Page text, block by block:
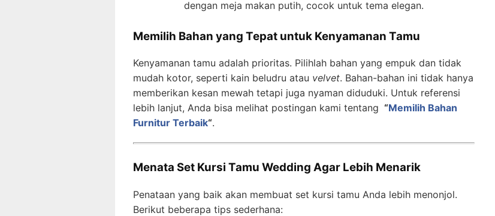
dengan meja makan putih, cocok untuk tema elegan.
Memilih Bahan yang Tepat untuk Kenyamanan Tamu
Kenyamanan tamu adalah prioritas. Pilihlah bahan yang empuk dan tidak
mudah kotor, seperti kain beludru atau velvet. Bahan-bahan ini tidak hanya
memberikan kesan mewah tetapi juga nyaman diduduki. Untuk referensi
lebih lanjut, Anda bisa melihat postingan kami tentang “Memilih Bahan
Furnitur Terbaik“.
Menata Set Kursi Tamu Wedding Agar Lebih Menarik
Penataan yang baik akan membuat set kursi tamu Anda lebih menonjol.
Berikut beberapa tips sederhana: